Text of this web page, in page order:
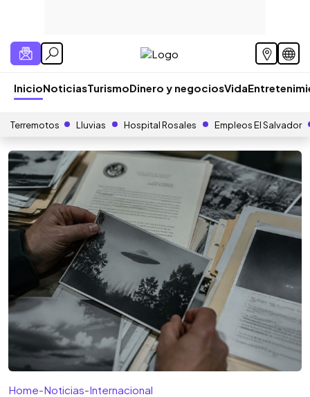
InicioNoticiasTurismoDinero y negociosVida
Terremotos Lluvias Hospital Rosales Empleos El Salvador
Home-Noticias-Internacional